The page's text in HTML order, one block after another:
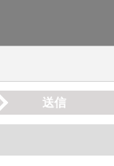
送信